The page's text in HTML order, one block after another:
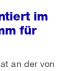
im
für
an der von